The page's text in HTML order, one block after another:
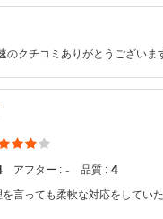
のクチコミありがとうございま
のが残念です。 お近くにお立
がとうございました。
アフター : ‐ 品質 : 4
言っても柔軟な対応をしてい